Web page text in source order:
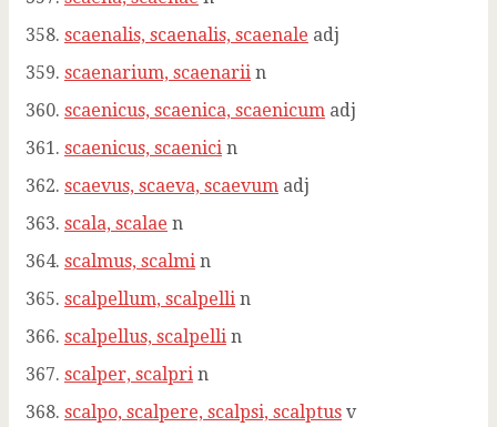
scaenalis, scaenalis, scaenale adj
scaenarium, scaenarii n
scaenicus, scaenica, scaenicum adj
scaenicus, scaenici n
scaevus, scaeva, scaevum adj
scala, scalae n
scalmus, scalmi n
scalpellum, scalpelli n
scalpellus, scalpelli n
scalper, scalpri n
scalpo, scalpere, scalpsi, scalptus v